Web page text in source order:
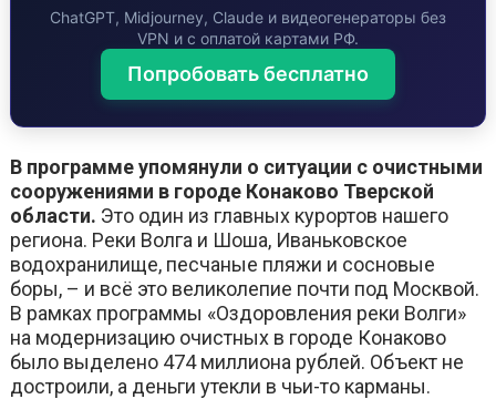
ChatGPT, Midjourney, Claude и видеогенераторы без
VPN и с оплатой картами РФ.
Попробовать бесплатно
В программе упомянули о ситуации с очистными
сооружениями в городе Конаково Тверской
области. Это один из главных курортов нашего
региона. Реки Волга и Шоша, Иваньковское
водохранилище, песчаные пляжи и сосновые
боры, – и всё это великолепие почти под Москвой.
В рамках программы «Оздоровления реки Волги»
на модернизацию очистных в городе Конаково
было выделено 474 миллиона рублей. Объект не
достроили, а деньги утекли в чьи-то карманы.